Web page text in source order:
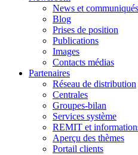
News et
Blog
Prises de position
Publications
Images
Contacts médias
Partenaires
Réseau de distribution
Centrales
Groupes-bilan
Services système
REMIT et
Aperçu des thèmes
Portail clients